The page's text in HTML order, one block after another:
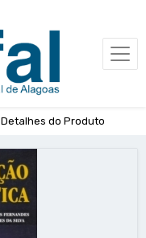
Detalhes do Produto